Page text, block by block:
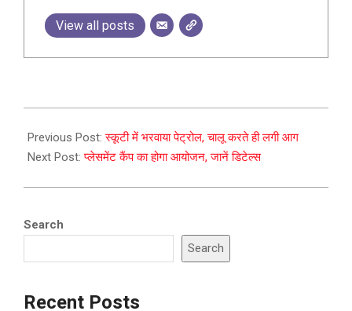
View all posts
07-
26
Previous Post:स्कूटी में भरवाया पेट्रोल, चालू करते ही लगी आग
Next Post:प्लेसमेंट कैंप का होगा आयोजन, जानें डिटेल्स
Search
Search
Recent Posts